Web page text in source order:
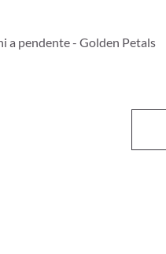
a pendente - Golden Petals